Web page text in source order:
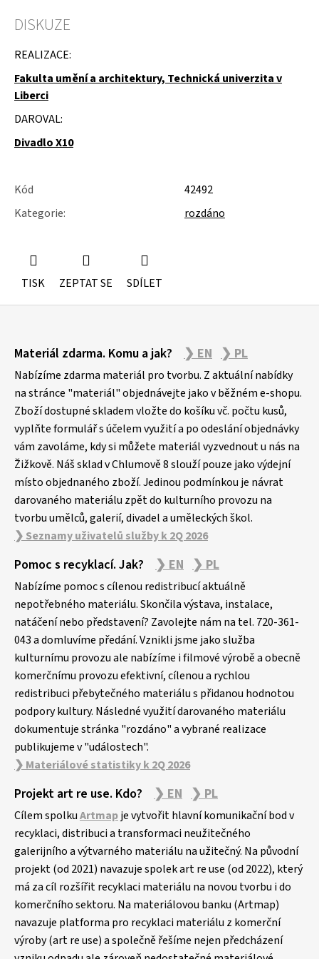
DISKUZE
REALIZACE:
Fakulta umění a architektury, Technická univerzita v
Liberci
DAROVAL:
Divadlo X10
Kód
42492
Kategorie: rozdáno
TISK ZEPTAT SE SDÍLET
j
e
m
e
STUDIOVÝ
MOLITAN
Materiál zdarma. Komu a jak? ❯ EN ❯ PL
Nabízíme zdarma materiál pro tvorbu. Z aktuální nabídky
na stránce "materiál" objednávejte jako v běžném e-shopu.
Zboží dostupné skladem vložte do košíku vč. počtu kusů,
vyplňte formulář s účelem využití a po odeslání objednávky
vám zavoláme, kdy si můžete materiál vyzvednout u nás na
Žižkově. Náš sklad v Chlumově 8 slouží pouze jako výdejní
místo objednaného zboží. Jedinou podmínkou je návrat
darovaného materiálu zpět do kulturního provozu na
tvorbu umělců, galerií, divadel a uměleckých škol.
❯ Seznamy uživatelů služby k 2Q 2026
Pomoc s recyklací. Jak? ❯ EN ❯ PL
Nabízíme pomoc s cílenou redistribucí aktuálně
nepotřebného materiálu. Skončila výstava, instalace,
natáčení nebo představení? Zavolejte nám na tel. 720-361-
043 a domluvíme předání. Vznikli jsme jako služba
kulturnímu provozu ale nabízíme i filmové výrobě a obecně
komerčnímu provozu efektivní, cílenou a rychlou
redistribuci přebytečného materiálu s přidanou hodnotou
podpory kultury. Následné využití darovaného materiálu
dokumentuje stránka "rozdáno" a vybrané realizace
publikujeme v "událostech".
❯ Materiálové statistiky k 2Q 2026
Projekt art re use. Kdo? ❯ EN ❯ PL
Cílem spolkuArtmapje vytvořit hlavní komunikační bod v
recyklaci, distribuci a transformaci neužitečného
galerijního a výtvarného materiálu na užitečný. Na původní
projekt (od 2021) navazuje spolek art re use (od 2022), který
má za cíl rozšířit recyklaci materiálu na novou tvorbu i do
komerčního sektoru. Na materiálovou banku (Artmap)
navazuje platforma pro recyklaci materiálu z komerční
výroby (art re use) a společně řešíme nejen předcházení